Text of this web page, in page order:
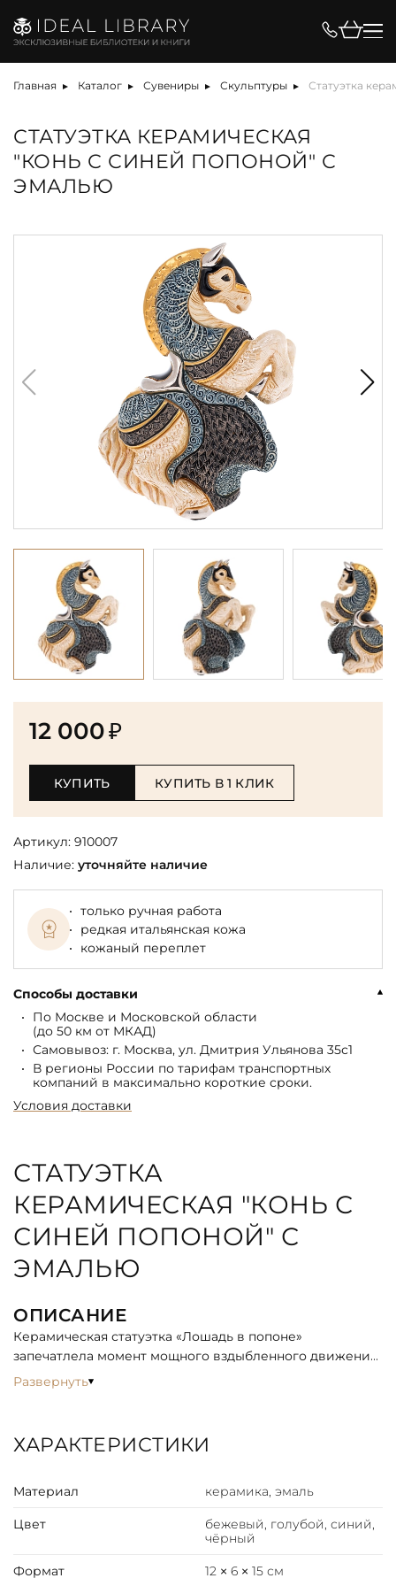
Главная Каталог Сувениры Скульптуры Статуэтка
СТАТУЭТКА КЕРАМИЧЕСКАЯ
"КОНЬ С СИНЕЙ ПОПОНОЙ" С
ЭМАЛЬЮ
12 000₽
КУПИТЬ КУПИТЬ В 1 КЛИК
Артикул: 910007
Наличие: уточняйте наличие
только ручная работа
редкая итальянская кожа
кожаный переплет
Способы доставки
По Москве и Московской области
(до 50 км от МКАД)
Самовывоз: г. Москва, ул. Дмитрия Ульянова 35с1
В регионы России по тарифам транспортных
компаний в максимально короткие сроки.
Условия доставки
СТАТУЭТКА
КЕРАМИЧЕСКАЯ "КОНЬ С
СИНЕЙ ПОПОНОЙ" С
ЭМАЛЬЮ
ОПИСАНИЕ
Керамическая статуэтка «Лошадь в попоне»
запечатлела момент мощного вздыбленного движения.
Динамичная поза животного передаёт энергию, силу и
Статуэтка выполнена вручную с детальной
проработкой: матовая поверхность контрастирует с
мягкими складками. Каждый экземпляр уникален
Прочный керамический материал и
высокотемпературный обжиг обеспечивают
Развернуть
ХАРАКТЕРИСТИКИ
Материал керамика, эмаль
Цвет
бежевый, голубой, синий,
чёрный
Формат 12 × 6 × 15 см